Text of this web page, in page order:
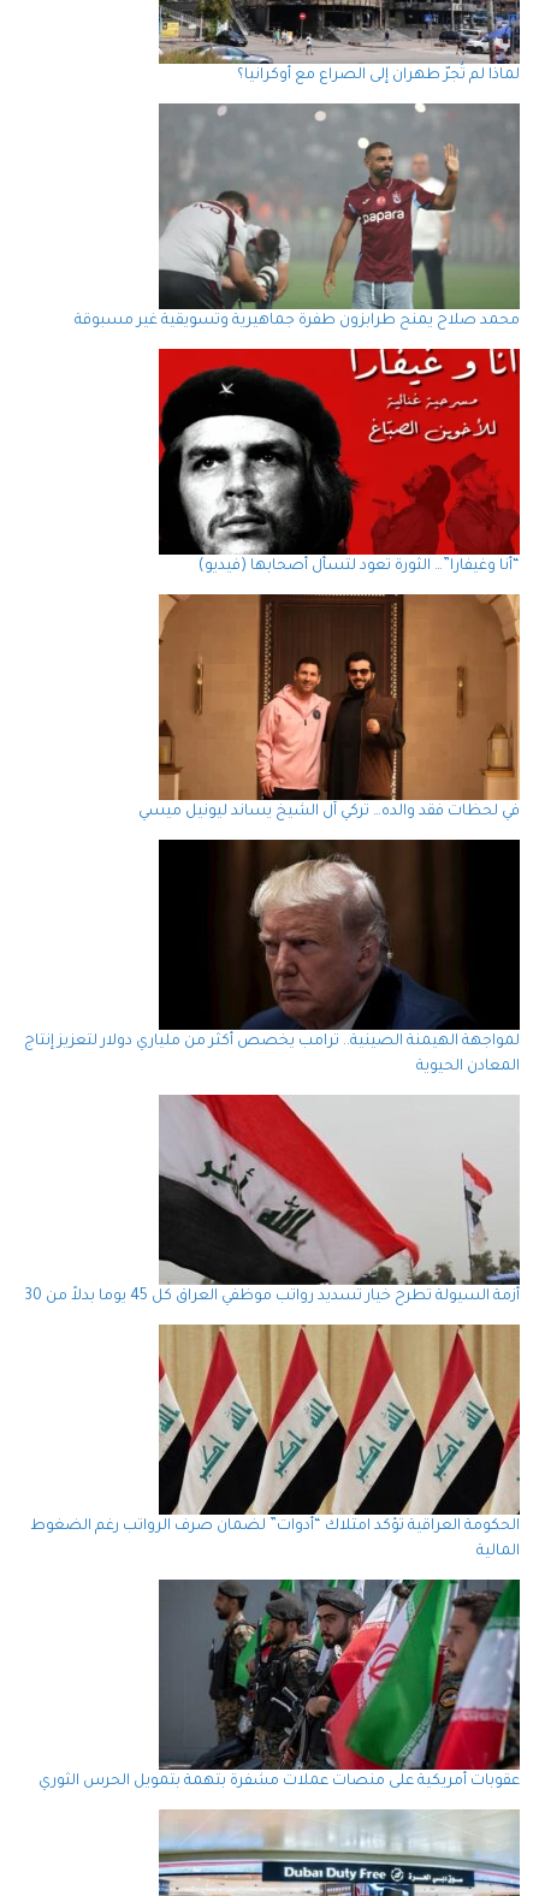
لماذا لم تُجرّ طهران إلى الصراع مع أوكرانيا؟
محمد صلاح يمنح طرابزون طفرة جماهيرية وتسويقية غير مسبوقة
“أنا وغيفارا”… الثورة تعود لتسأل أصحابها (فيديو)
في لحظات فقد والده… تركي آل الشيخ يساند ليونيل ميسي
لمواجهة الهيمنة الصينية.. ترامب يخصص أكثر من ملياري دولار لتعزيز إنتاج
المعادن الحيوية
أزمة السيولة تطرح خيار تسديد رواتب موظفي العراق كل 45 يوما بدلاً من 30
الحكومة العراقية تؤكد امتلاك “أدوات” لضمان صرف الرواتب رغم الضغوط
المالية
عقوبات أمريكية على منصات عملات مشفرة بتهمة بتمويل الحرس الثوري